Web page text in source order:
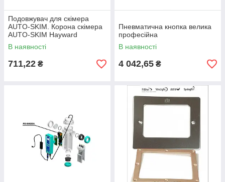
Подовжувач для скімера
AUTO-SKIM. Корона скімера
AUTO-SKIM Hayward
В наявності
711,22 ₴
Пневматична кнопка велика
професійна
В наявності
4 042,65 ₴